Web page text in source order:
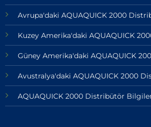
Avrupa'daki AQUAQUICK 2000
Kuzey Amerika'daki AQUAQUICK
Güney Amerika'daki AQUAQUICK
Avustralya'daki AQUAQUICK 2000
AQUAQUICK 2000 Distribütör